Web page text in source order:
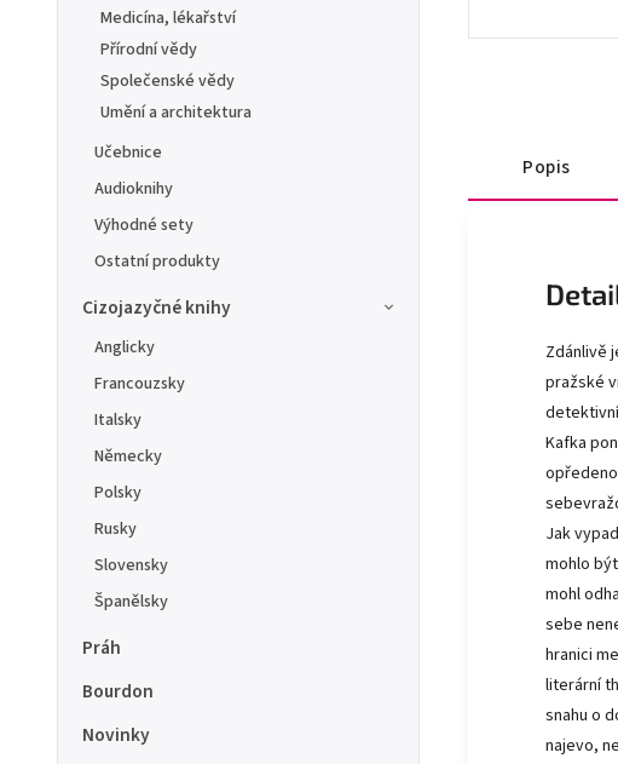
Medicína, lékařství
Přírodní vědy
Společenské vědy
Umění a architektura
Učebnice
Audioknihy
Výhodné sety
Ostatní produkty
Cizojazyčné knihy
Anglicky
Francouzsky
Italsky
Německy
Polsky
Rusky
Slovensky
Španělsky
Práh
Bourdon
Novinky
Popis
Zdánlivě
pražské
Kafka
Jak
mohlo
mohl
sebe
hranici
literární
snahu o
najevo,